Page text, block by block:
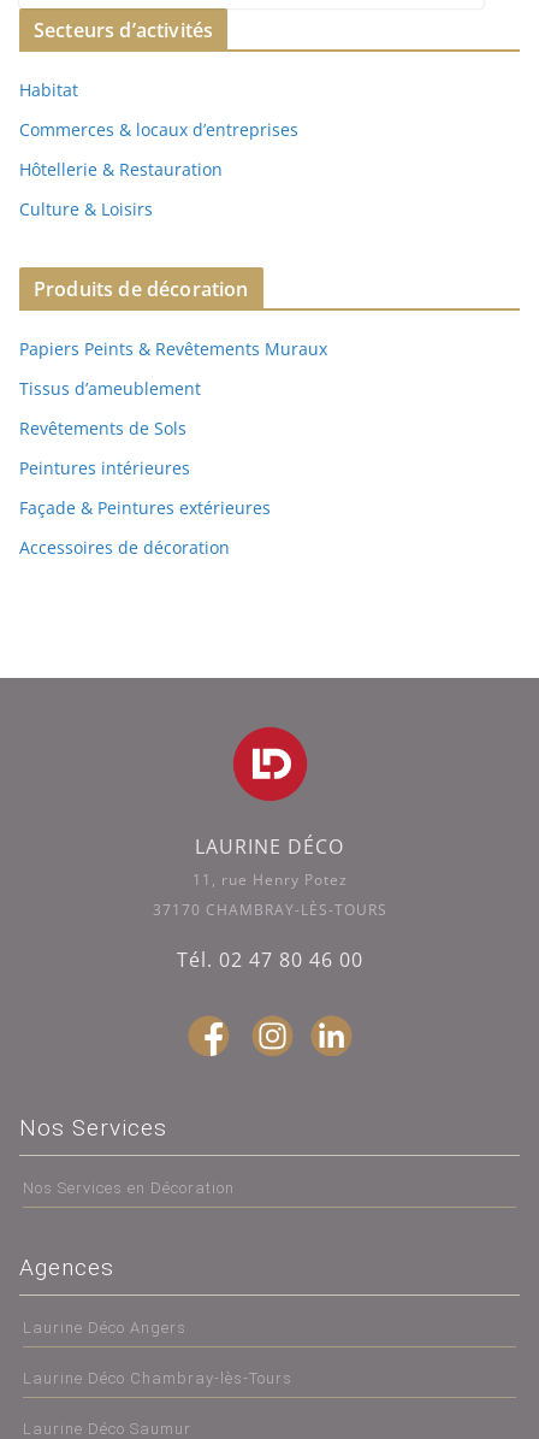
Secteurs d’activités
Habitat
Commerces & locaux d’entreprises
Hôtellerie & Restauration
Culture & Loisirs
Produits de décoration
Papiers Peints & Revêtements Muraux
Tissus d’ameublement
Revêtements de Sols
Peintures intérieures
Façade & Peintures extérieures
Accessoires de décoration
LAURINE DÉCO
11, rue Henry Potez
37170 CHAMBRAY-LÈS-TOURS
Tél. 02 47 80 46 00
Nos Services
Nos Services en Décoration
Agences
Laurine Déco Angers
Laurine Déco Chambray-lès-Tours
Laurine Déco Saumur